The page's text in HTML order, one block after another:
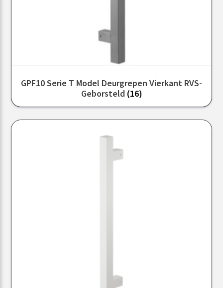
GPF10 Serie T Model Deurgrepen Vierkant RVS-
Geborsteld (16)